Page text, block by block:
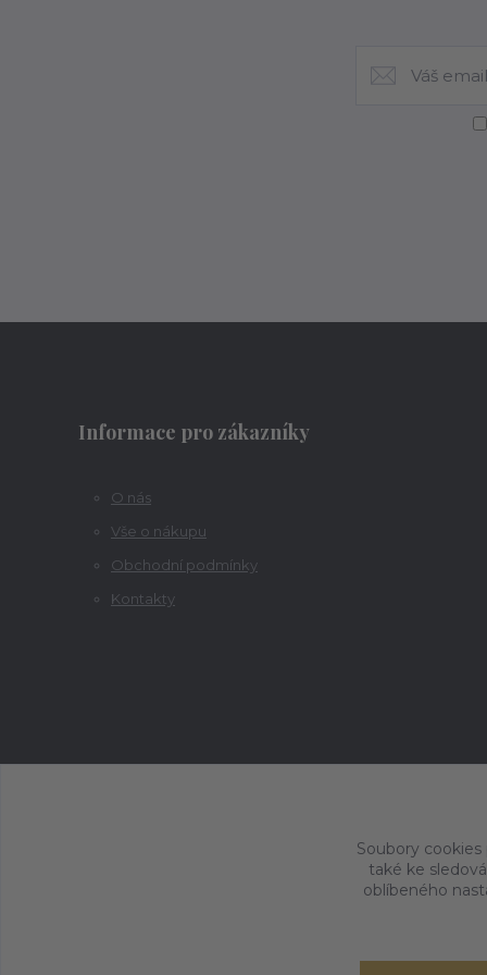
Informace pro zákazníky
O nás
Vše o nákupu
Obchodní podmínky
Kontakty
Soubory
také ke
oblíbeného